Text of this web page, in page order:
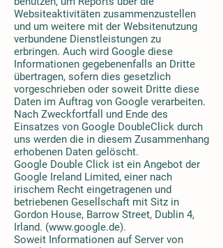
Websiteaktivitäten zusammenzustellen
und um weitere mit der Websitenutzung
verbundene Dienstleistungen zu
erbringen. Auch wird Google diese
Informationen gegebenenfalls an Dritte
übertragen, sofern dies gesetzlich
vorgeschrieben oder soweit Dritte diese
Daten im Auftrag von Google verarbeiten.
Nach Zweckfortfall und Ende des
Einsatzes von Google DoubleClick durch
uns werden die in diesem Zusammenhang
erhobenen Daten gelöscht.
Google Double Click ist ein Angebot der
Google Ireland Limited, einer nach
irischem Recht eingetragenen und
betriebenen Gesellschaft mit Sitz in
Gordon House, Barrow Street, Dublin 4,
Irland. (www.google.de).
Soweit Informationen auf Server von